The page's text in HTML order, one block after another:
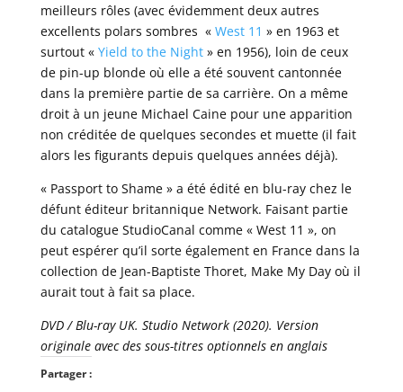
meilleurs rôles (avec évidemment deux autres
excellents polars sombres « West 11 » en 1963 et
surtout « Yield to the Night» en 1956), loin de ceux
de pin-up blonde où elle a été souvent cantonnée
dans la première partie de sa carrière. On a même
droit à un jeune Michael Caine pour une apparition
non créditée de quelques secondes et muette (il fait
alors les figurants depuis quelques années déjà).
« Passport to Shame » a été édité en blu-ray chez le
défunt éditeur britannique Network. Faisant partie
du catalogue StudioCanal comme « West 11 », on
peut espérer qu’il sorte également en France dans la
collection de Jean-Baptiste Thoret, Make My Day où il
aurait tout à fait sa place.
DVD / Blu-ray UK. Studio Network (2020). Version
originale avec des sous-titres optionnels en anglais
Partager :